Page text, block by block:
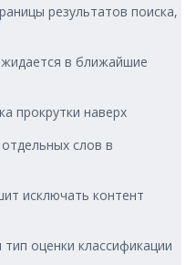
результатов поиска,
в ближайшие
прокрутки наверх
слов в
исключать контент
оценки классификации